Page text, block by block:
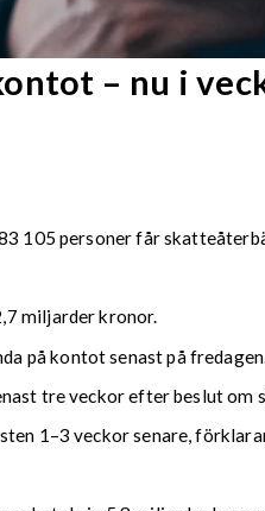
– nu i
105 personer får
miljarder kronor.
på kontot senast på fredagen.
tre veckor efter beslut
1–3 veckor senare,